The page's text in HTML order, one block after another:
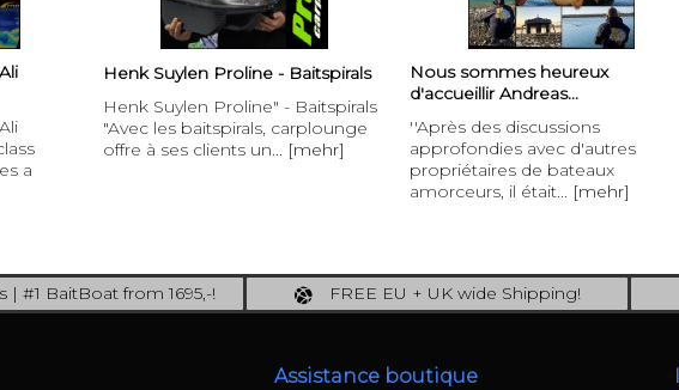
a
Henk Suylen Proline - Baitspirals
Henk Suylen Proline" - Baitspirals
"Avec les baitspirals, carplounge
offre à ses clients un... [mehr]
Nous sommes heureux
d'accueillir Andreas...
''Après des discussions
approfondies avec d'autres
propriétaires de bateaux
amorceurs, il était... [mehr]
| #1 BaitBoat from 1695,-!
FREE EU + UK wide Shipping!
Assistance boutique